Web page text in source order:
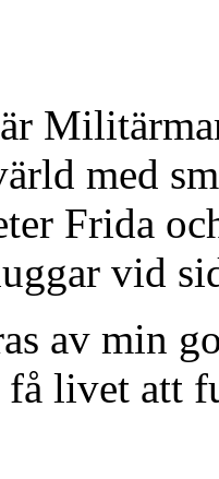
med
Frida
vid
av min
livet att